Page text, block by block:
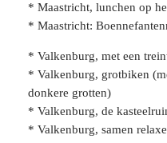
* Maastricht, lunchen op
* Maastricht:
* Valkenburg, met een
* Valkenburg, grotbiken
donkere grotten)
* Valkenburg, de
* Valkenburg, samen